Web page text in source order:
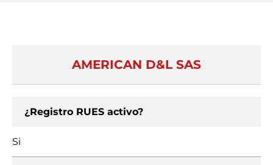
AMERICAN D&L SAS
¿Registro RUES activo?
Si